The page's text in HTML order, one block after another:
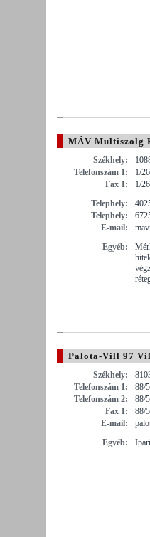
MÁV Multiszolg
Székhely:
Telefonszám 1:
1/
Fax 1:
1/
Telephely:
Telephely:
E-mail:
Egyéb:
Palota-Vill 97
Székhely:
Telefonszám 1:
88/
Telefonszám 2:
88/
Fax 1:
88/
E-mail:
Egyéb: